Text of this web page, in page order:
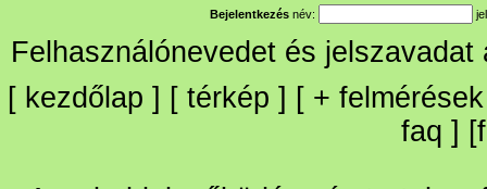
Bejelentkezés név:
Felhasználónevedet és
[ kezdőlap ] [ térkép ] [ + felmérések
faq ] [